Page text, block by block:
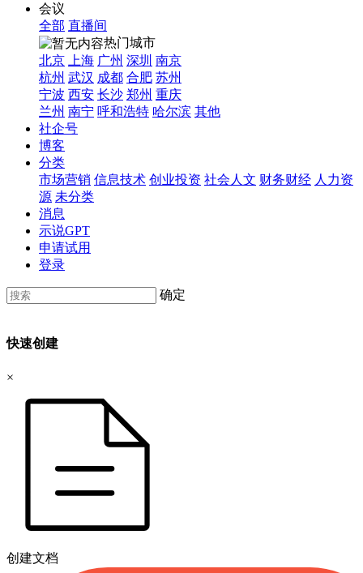
会议
全部 直播间
热门城市
北京
上海 广州 深圳 南京
杭州 武汉 成都 合肥 苏州
宁波 西安 长沙 郑州 重庆
兰州 南宁 呼和浩特 哈尔滨 其他
社企号
博客
分类
市场营销 信息技术 创业投资 社会人文 财务财经 人力资
源 未分类
消息
示说GPT
申请试用
登录
确定
快速创建
×
创建文档